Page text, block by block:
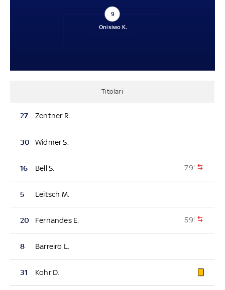
9
Onisiwo K.
Titolari
27 Zentner R.
30 Widmer S.
16 Bell S. 79'
5 Leitsch M.
20 Fernandes E. 59'
8 Barreiro L.
31 Kohr D.